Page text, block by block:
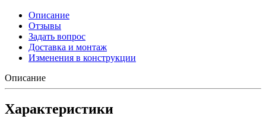
Описание
Отзывы
Задать вопрос
Доставка и монтаж
Изменения в конструкции
Описание
Характеристики